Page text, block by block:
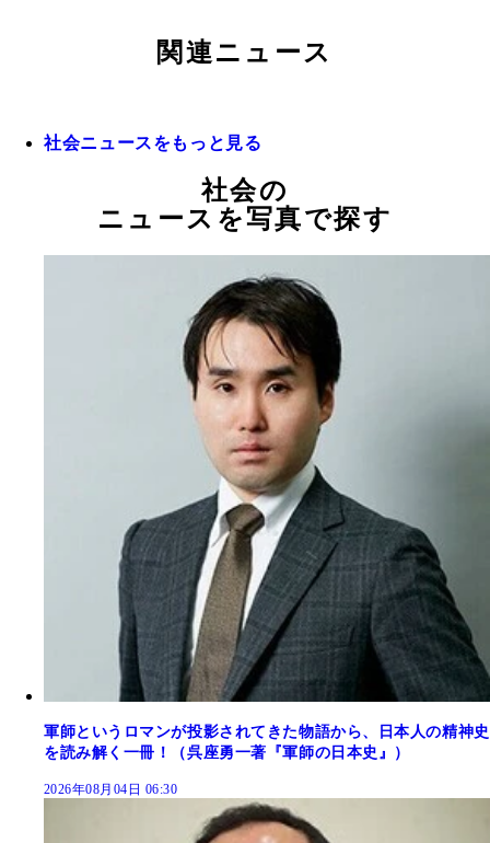
関連ニュース
社会ニュースをもっと見る
社会の
ニュースを写真で探す
軍師というロマンが投影されてきた物語から、日本人の精神史
を読み解く一冊！（呉座勇一著『軍師の日本史』）
2026年08月04日 06:30